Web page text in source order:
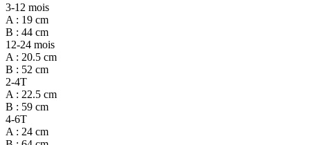
3-12 mois
A : 19 cm
B : 44 cm
12-24 mois
A : 20.5 cm
B : 52 cm
2-4T
A : 22.5 cm
B : 59 cm
4-6T
A : 24 cm